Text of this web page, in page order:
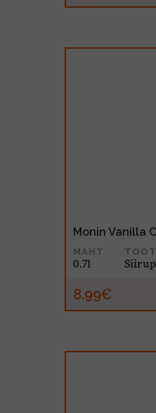
Monin Vanilla
MAHT
0.7l
Siirup
8.99€